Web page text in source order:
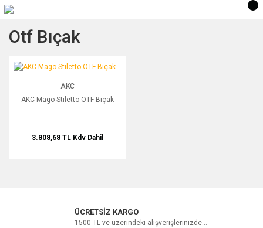
Otf Bıçak
AKC Mago Stiletto OTF Bıçak
AKC
AKC Mago Stiletto OTF Bıçak
3.808,68 TL Kdv Dahil
ÜCRETSİZ KARGO
1500 TL ve üzerindeki alışverişlerinizde...